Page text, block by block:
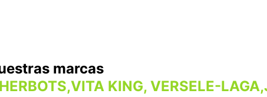
marcas
KING, VERSELE-